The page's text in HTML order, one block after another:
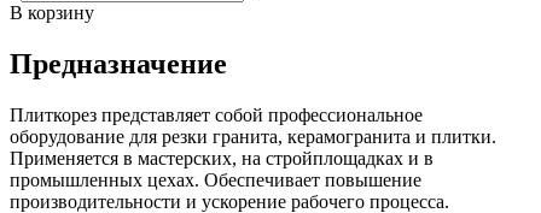
В корзину
Предназначение
Плиткорез представляет собой профессиональное
оборудование для резки гранита, керамогранита и плитки.
Применяется в мастерских, на стройплощадках и в
промышленных цехах. Обеспечивает повышение
производительности и ускорение рабочего процесса.